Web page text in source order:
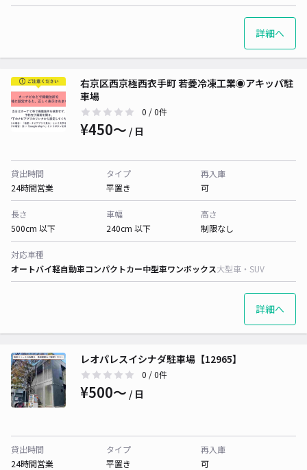
詳細へ
右京区西京極西衣手町 若菱冷凍工業◉アキッパ駐
車場
0 / 0件
¥450〜 / 日
貸出時間
24時間営業
タイプ
平置き
再入庫
可
長さ
500cm 以下
車幅
240cm 以下
高さ
制限なし
対応車種
オートバイ軽自動車コンパクトカー中型車ワンボックス大型車・SUV
詳細へ
レオパレスイシナダ駐車場【12965】
0 / 0件
¥500〜 / 日
貸出時間
24時間営業
タイプ
平置き
再入庫
可